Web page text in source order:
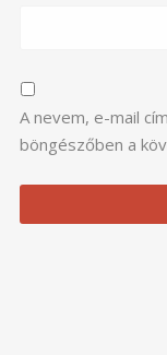
A nevem, e-mail
böngészőben a